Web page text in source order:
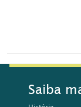
Saiba